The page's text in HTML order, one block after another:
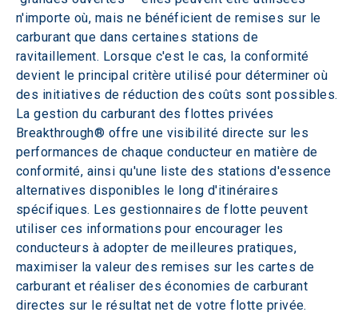
n'importe où, mais ne bénéficient de remises sur le
carburant que dans certaines stations de
ravitaillement. Lorsque c'est le cas, la conformité
devient le principal critère utilisé pour déterminer où
des initiatives de réduction des coûts sont possibles.
La gestion du carburant des flottes privées
Breakthrough® offre une visibilité directe sur les
performances de chaque conducteur en matière de
conformité, ainsi qu'une liste des stations d'essence
alternatives disponibles le long d'itinéraires
spécifiques. Les gestionnaires de flotte peuvent
utiliser ces informations pour encourager les
conducteurs à adopter de meilleures pratiques,
maximiser la valeur des remises sur les cartes de
carburant et réaliser des économies de carburant
directes sur le résultat net de votre flotte privée.